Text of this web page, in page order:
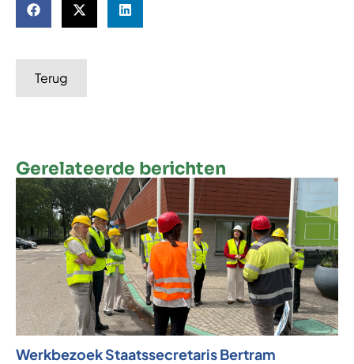
Terug
Gerelateerde berichten
Werkbezoek Staatssecretaris Bertram